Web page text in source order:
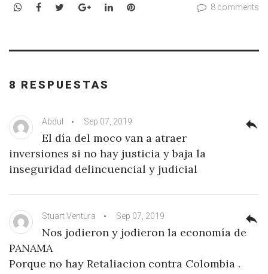
WhatsApp
Facebook
TwitterGoogle+LinkedInPinterest 8 comments
8 RESPUESTAS
Abdul Sep 07, 2019
El día del moco van a atraer
inversiones si no hay justicia y baja la
inseguridad delincuencial y judicial
reply
Stuart Ventura Sep 07, 2019
Nos jodieron y jodieron la economía de
PANAMA
Porque no hay Retaliacion contra Colombia .
reply